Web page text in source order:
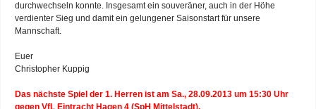
durchwechseln konnte. Insgesamt ein souveräner, auch in der Höhe
verdienter Sieg und damit ein gelungener Saisonstart für unsere
Mannschaft.
Euer
Christopher Kuppig
Das nächste Spiel der 1. Herren ist am Sa., 28.09.2013 um 15:30 Uhr
gegen VfL Eintracht Hagen 4 (SpH Mittelstadt).